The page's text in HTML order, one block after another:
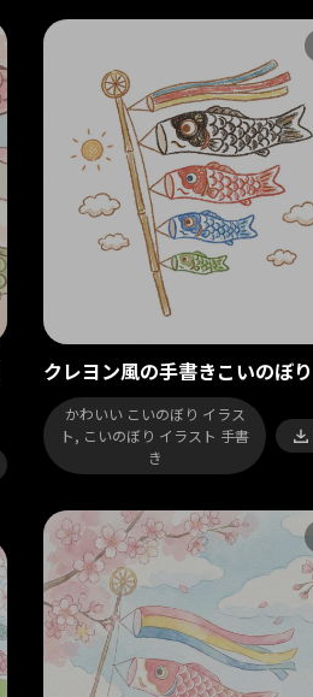
クレヨン風の手書きこいのぼり
かわいい こいのぼり イラス
ト, こいのぼり イラスト 手書
き